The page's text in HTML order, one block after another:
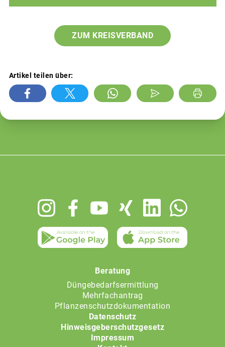
ZUM KREISVERBAND
Artikel teilen über:
Beratung
Düngebedarfsermittlung
Mehrfachantrag
Pflanzenschutzdokumentation
Datenschutz
Hinweisgeberschutzgesetz
Impressum